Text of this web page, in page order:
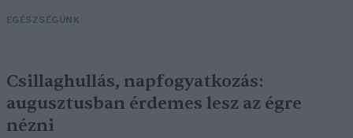
EGÉSZSÉGÜNK
Csillaghullás, napfogyatkozás:
augusztusban érdemes lesz az égre
nézni